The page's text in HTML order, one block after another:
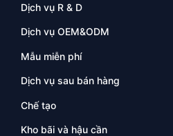
Dịch vụ R & D
Dịch vụ OEM&ODM
Mẫu miễn phí
Dịch vụ sau bán hàng
Chế tạo
Kho bãi và hậu cần